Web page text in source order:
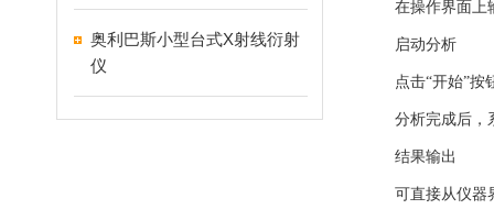
奥利巴斯小型台式X射线衍射
仪
在操作界面上输
启动分析
点击“开始”按钮
分析完成后，系
结果输出
可直接从仪器界